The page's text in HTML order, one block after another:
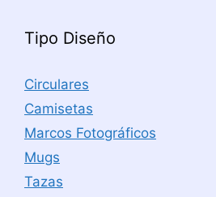
Tipo Diseño
Circulares
Camisetas
Marcos Fotográficos
Mugs
Tazas